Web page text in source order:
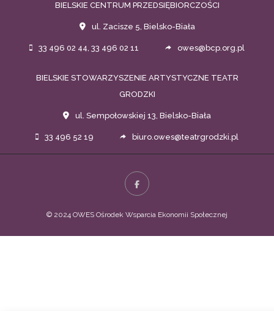
BIELSKIE CENTRUM PRZEDSIĘBIORCZOŚCI
ul. Zacisze 5, Bielsko-Biała
33 496 02 44, 33 496 02 11 owes@bcp.org.pl
BIELSKIE STOWARZYSZENIE ARTYSTYCZNE TEATR
GRODZKI
ul. Sempołowskiej 13, Bielsko-Biała
33 496 52 19 biuro.owes@teatrgrodzki.pl
© 2024 OWES Ośrodek Wsparcia Ekonomii Społecznej